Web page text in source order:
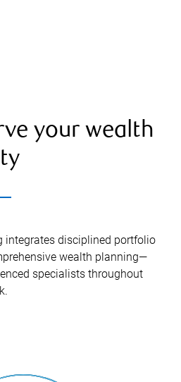
your wealth
integrates disciplined portfolio
wealth planning—
specialists throughout